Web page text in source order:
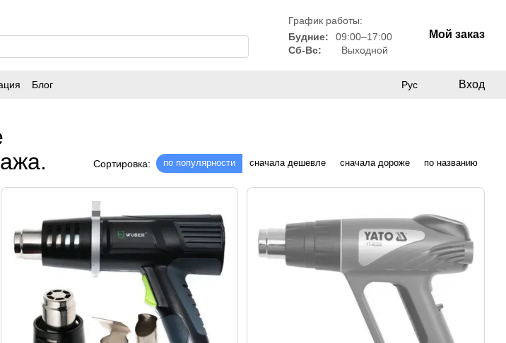
График работы:
Будние:
09:00–17:00
Сб-Вс:
Выходной
Мой заказ
Блог Рус Вход
Сортировка: по популярности сначала дешевле сначала дороже по названию